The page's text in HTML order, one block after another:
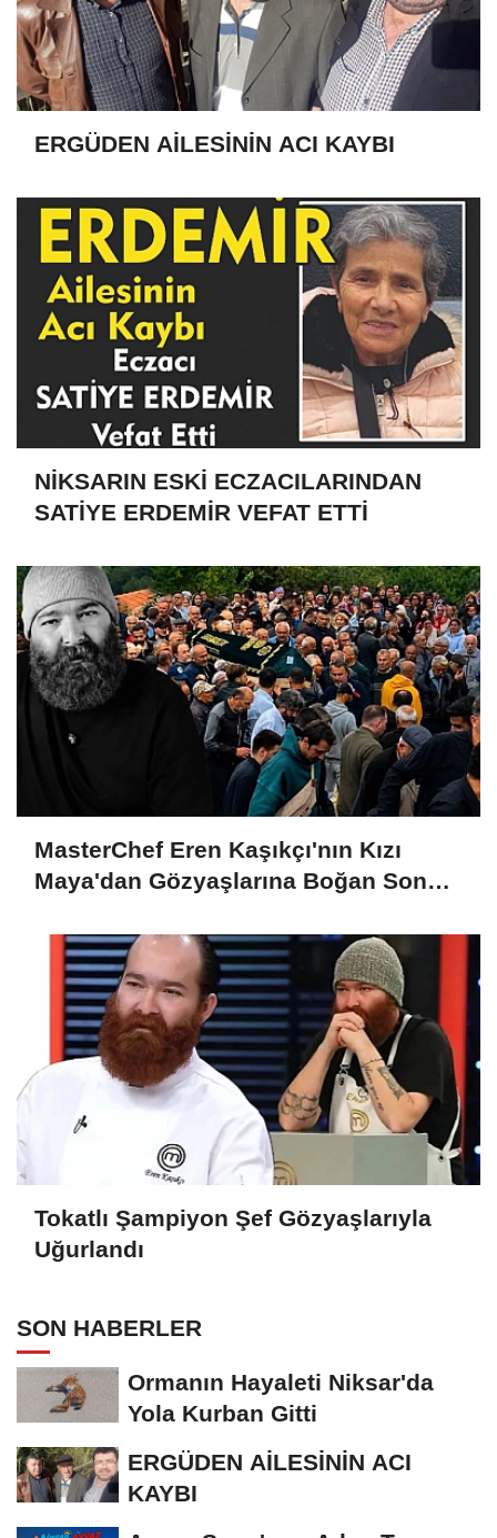
ERGÜDEN AİLESİNİN ACI KAYBI
NİKSARIN ESKİ ECZACILARINDAN
SATİYE ERDEMİR VEFAT ETTİ
MasterChef Eren Kaşıkçı'nın Kızı
Maya'dan Gözyaşlarına Boğan Son
Tokatlı Şampiyon Şef Gözyaşlarıyla
Uğurlandı
SON HABERLER
Ormanın Hayaleti Niksar'da
Yola Kurban Gitti
ERGÜDEN AİLESİNİN ACI
KAYBI